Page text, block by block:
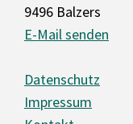
9496 Balzers
E-Mail senden
Datenschutz
Impressum